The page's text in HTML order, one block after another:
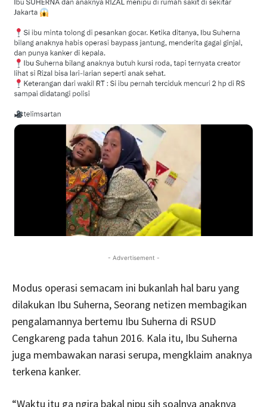
- Advertisement -
Modus operasi semacam ini bukanlah hal baru yang
dilakukan Ibu Suherna, Seorang netizen membagikan
pengalamannya bertemu Ibu Suherna di RSUD
Cengkareng pada tahun 2016. Kala itu, Ibu Suherna
juga membawakan narasi serupa, mengklaim anaknya
terkena kanker.
“Waktu itu ga ngira bakal nipu sih soalnya anaknya